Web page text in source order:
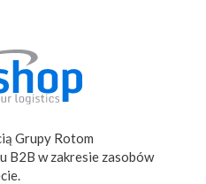
Grupy Rotom
B2B w zakresie zasobów